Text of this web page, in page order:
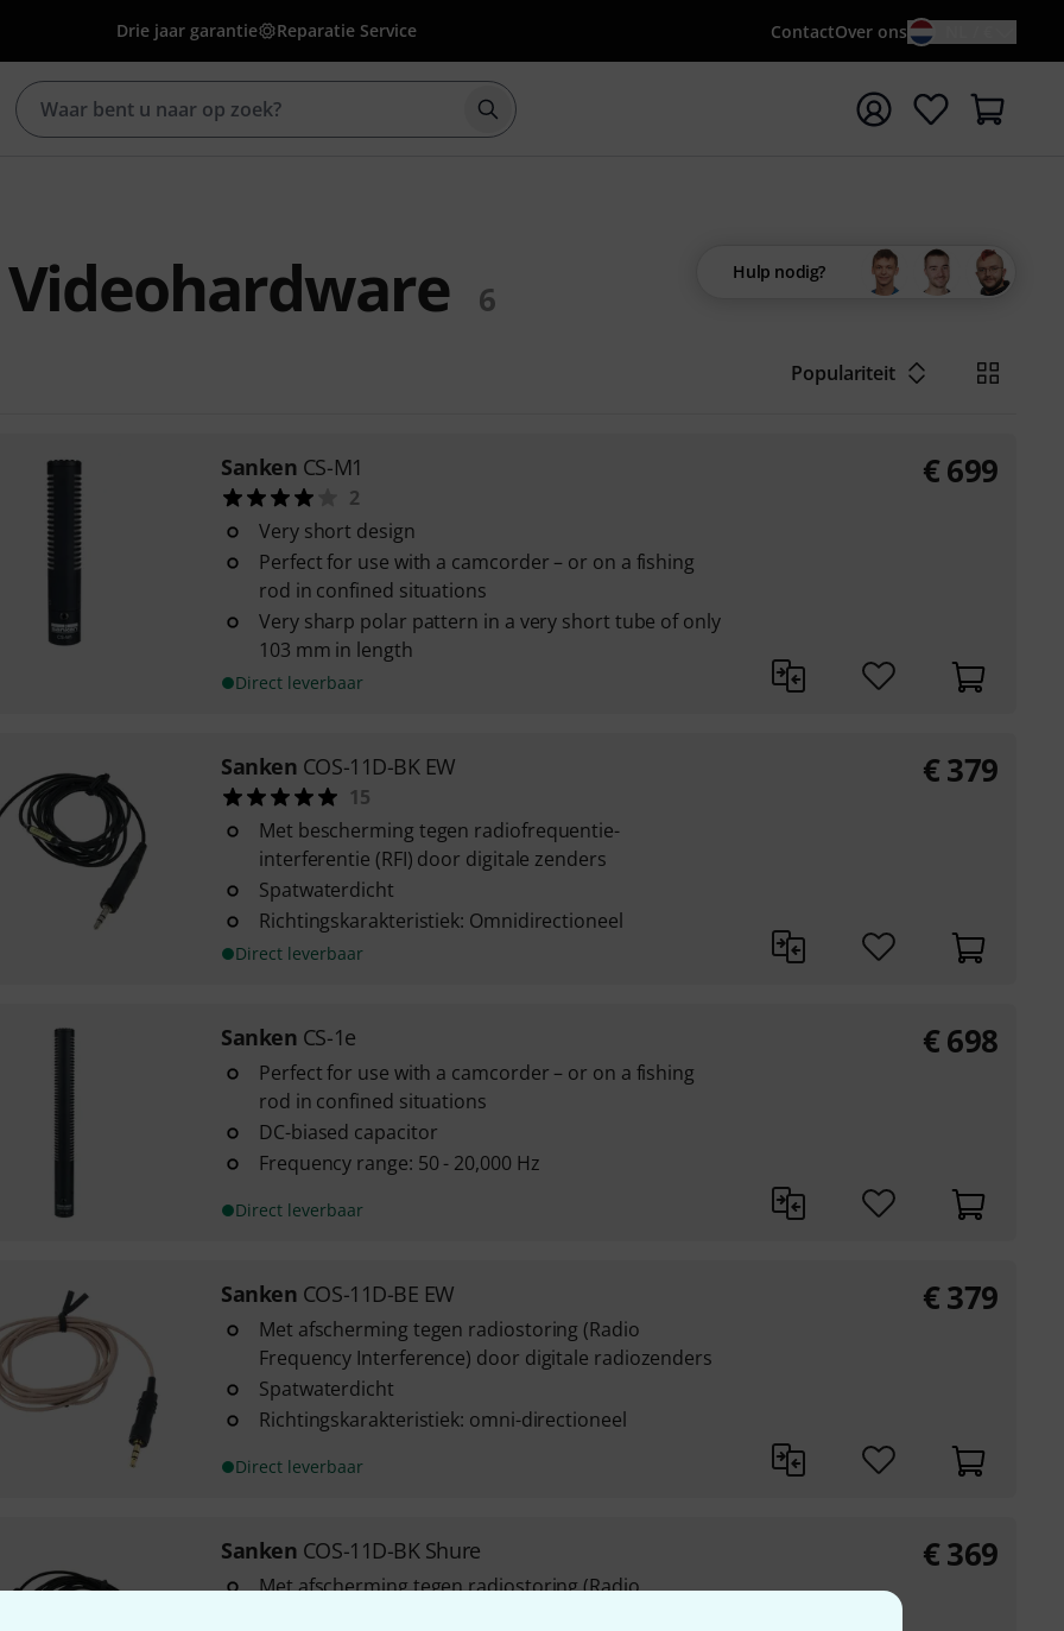
Drie jaar garantie Reparatie Service ContactOver ons
Zoek met zoekterm {searchTerm}
6
Hulp nodig?
Populariteit
Sanken CS-M1
2
Very short design
Perfect for use with a camcorder – or on a fishing
rod in confined situations
Very sharp polar pattern in a very short tube of only
103 mm in length
Direct leverbaar
€699
Sanken COS-11D-BK EW
15
Met bescherming tegen radiofrequentie-
interferentie (RFI) door digitale zenders
Spatwaterdicht
Richtingskarakteristiek: Omnidirectioneel
Direct leverbaar
€379
Sanken CS-1e
Perfect for use with a camcorder – or on a fishing
rod in confined situations
DC-biased capacitor
Frequency range: 50 - 20,000 Hz
Direct leverbaar
€698
Sanken COS-11D-BE EW
Met afscherming tegen radiostoring (Radio
Frequency Interference) door digitale radiozenders
Spatwaterdicht
Richtingskarakteristiek: omni-directioneel
Direct leverbaar
€379
Sanken COS-11D-BK Shure
Met afscherming tegen radiostoring (Radio
€369